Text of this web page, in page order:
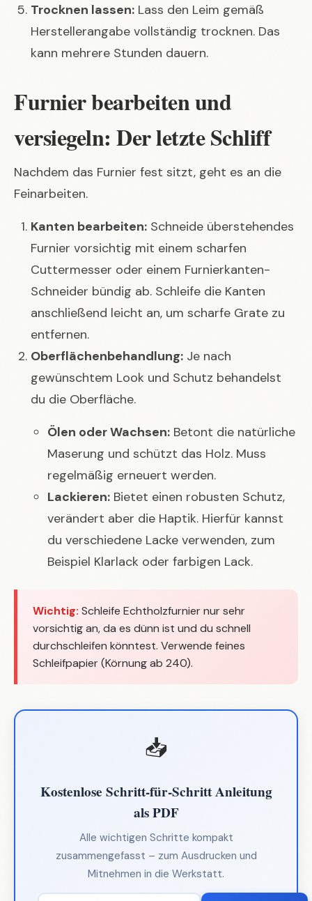
Trocknen lassen: Lass den Leim gemäß
Herstellerangabe vollständig trocknen. Das
kann mehrere Stunden dauern.
Furnier bearbeiten und
versiegeln: Der letzte Schliff
Nachdem das Furnier fest sitzt, geht es an die
Feinarbeiten.
Kanten bearbeiten: Schneide überstehendes
Furnier vorsichtig mit einem scharfen
Cuttermesser oder einem Furnierkanten-
Schneider bündig ab. Schleife die Kanten
anschließend leicht an, um scharfe Grate zu
entfernen.
Oberflächenbehandlung: Je nach
gewünschtem Look und Schutz behandelst
du die Oberfläche.
Ölen oder Wachsen: Betont die natürliche
Maserung und schützt das Holz. Muss
regelmäßig erneuert werden.
Lackieren: Bietet einen robusten Schutz,
verändert aber die Haptik. Hierfür kannst
du verschiedene Lacke verwenden, zum
Beispiel Klarlack oder farbigen Lack.
Wichtig: Schleife Echtholzfurnier nur sehr
vorsichtig an, da es dünn ist und du schnell
durchschleifen könntest. Verwende feines
Schleifpapier (Körnung ab 240).
📥
Kostenlose Schritt-für-Schritt Anleitung
als PDF
Alle wichtigen Schritte kompakt
zusammengefasst – zum Ausdrucken und
Mitnehmen in die Werkstatt.